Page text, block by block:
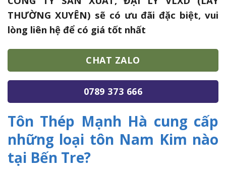
THƯỜNG XUYÊN) sẽ có ưu đãi đặc biệt, vui
lòng liên hệ để có giá tốt nhất
CHAT ZALO
0789 373 666
Tôn Thép Mạnh Hà cung cấp
những loại tôn Nam Kim nào
tại Bến Tre?